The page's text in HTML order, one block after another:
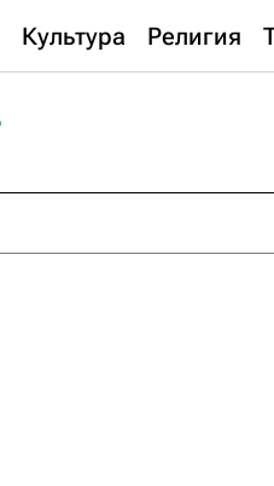
Культура Религия